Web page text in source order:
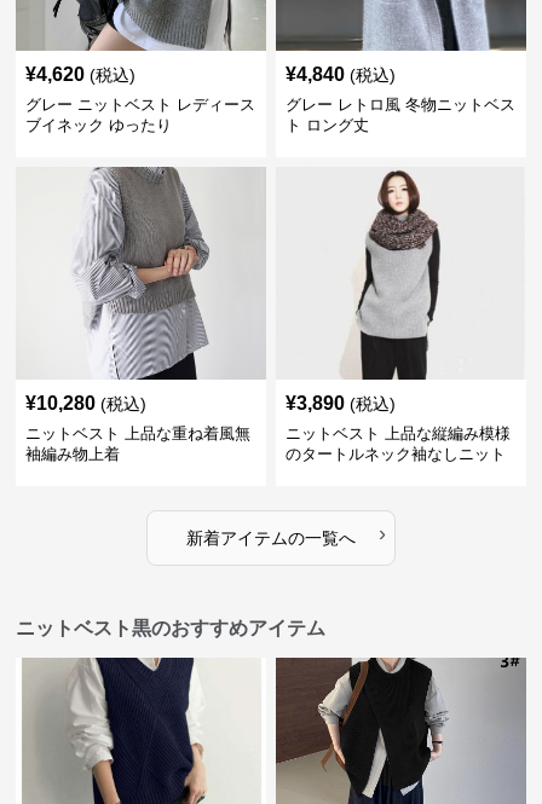
¥4,620 (税込)
グレー ニットベスト レディース
ブイネック ゆったり
¥4,840 (税込)
グレー レトロ風 冬物ニットベス
ト ロング丈
¥10,280 (税込)
ニットベスト 上品な重ね着風無
袖編み物上着
¥3,890 (税込)
ニットベスト 上品な縦編み模様
のタートルネック袖なしニット
新着アイテムの一覧へ ›
ニットベスト黒のおすすめアイテム